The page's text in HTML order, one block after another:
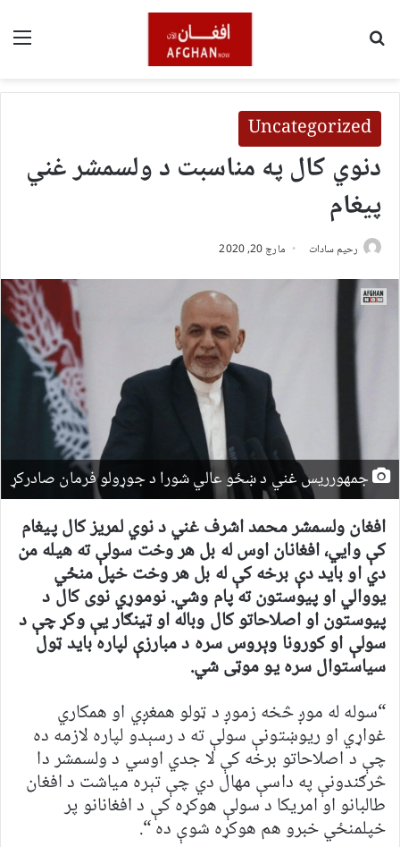
Uncategorized
دنوي کال په مناسبت د ولسمشر غني
پیغام
رحیم سادات مارچ 20, 2020
جمهورریس غني د ښځو عالي شورا د جوړولو فرمان صادرکړ
افغان ولسمشر محمد اشرف غني د نوي لمریز کال پیغام
کې وايي، افغانان اوس له بل هر وخت سولې ته هیله من
دي او باید دې برخه کې له بل هر وخت خپل منځي
یووالي او پیوستون ته پام وشي.نوموړي نوی کال د
پيوستون او اصلاحاتو کال وباله او ټينګار یې وکړ چې د
سولې او کورونا وېروس سره د مبارزې لپاره باید ټول
سیاستوال سره يو موټی شي.
“سوله له موږ څخه زموږ د ټولو همغږي او همکاري
غواړي او ریوښتونې سولې ته د رسېدو لپاره لازمه ده
چې د اصلاحاتو برخه کې لا جدي اوسي د ولسمشر دا
څرګندونې په داسې مهال دي چې تېره میاشت د افغان
طالبانو او امریکا د سولې هوکړه کې د افغانانو پر
خپلمنځي خبرو هم هوکړه شوې ده “.